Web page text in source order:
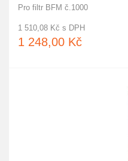
Pro filtr BFM č.1000
1 510,08 Kč s DPH
1 248,00 Kč